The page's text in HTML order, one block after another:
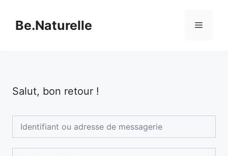
contenuBe.Naturelle Menu
Salut, bon retour !